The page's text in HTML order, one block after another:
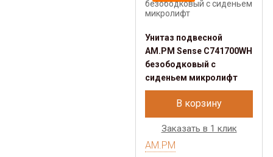
Унитаз подвесной
AM.PM Sense C741700WH
безободковый c
сиденьем микролифт
В корзину
Заказать в 1 клик
AM.PM